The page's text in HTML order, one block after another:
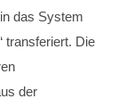
das System
transferiert. Die
der